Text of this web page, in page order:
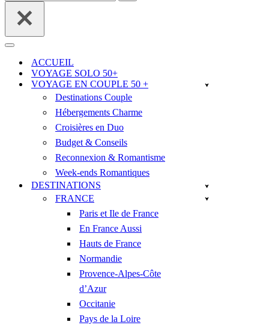
Menu
navigationACCUEIL
VOYAGE SOLO 50+
VOYAGE EN COUPLE 50 +
Destinations Couple
Hébergements Charme
Croisières en Duo
Budget & Conseils
Reconnexion & Romantisme
Week-ends Romantiques
DESTINATIONS
FRANCE
Paris et Ile de France
En France Aussi
Hauts de France
Normandie
Provence-Alpes-Côte
d’Azur
Occitanie
Pays de la Loire